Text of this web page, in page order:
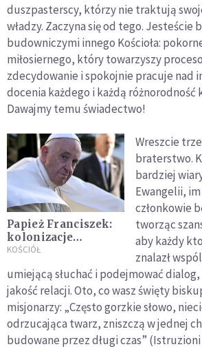
duszpasterscy, którzy nie traktują
władzy. Zaczyna się od tego. Jesteście
budowniczymi innego Kościoła:
miłosiernego, który towarzyszy
zdecydowanie i spokojnie pracuje
docenia każdego i każdą
Dawajmy temu świadectwo!
Papież Franciszek:
kolonizacje
ideologiczne są
ludzkiej egzystencji
KOŚCIÓŁ
Wreszcie
braterstwo.
bardziej
Ewangelii,
członkowie
tworząc
aby każdy
znalazł
umiejącą słuchać i podejmować
jakość relacji. Oto, co wasz święty
misjonarzy: „Często gorzkie słowo,
odrzucająca twarz, zniszczą w jednej
budowane przez długi czas” (Istruzioni